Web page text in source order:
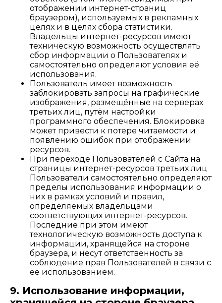
отображении интернет-страниц
браузером), используемых в рекламных
целях и в целях сбора статистики.
Владельцы интернет-ресурсов имеют
техническую возможность осуществлять
сбор информации о Пользователях и
самостоятельно определяют условия её
использования.
Пользователь имеет возможность
заблокировать запросы на графические
изображения, размещённые на серверах
третьих лиц, путём настройки
программного обеспечения. Блокировка
может привести к потере читаемости и
появлению ошибок при отображении
ресурсов.
При переходе Пользователей с Сайта на
страницы интернет-ресурсов третьих лиц
Пользователи самостоятельно определяют
пределы использования информации о
них в рамках условий и правил,
определяемых владельцами
соответствующих интернет-ресурсов.
Последние при этом имеют
технологическую возможность доступа к
информации, хранящейся на стороне
браузера, и несут ответственность за
соблюдение прав Пользователей в связи с
её использованием.
9. Использование информации,